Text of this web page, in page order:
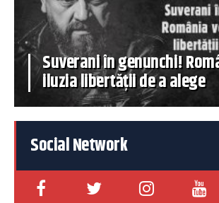
Suverani în genunchi!
iluzia libertății de a alege
Social Network